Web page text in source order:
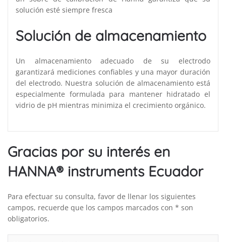
solución esté siempre fresca
Solución de almacenamiento
Un almacenamiento adecuado de su electrodo
garantizará mediciones confiables y una mayor duración
del electrodo. Nuestra solución de almacenamiento está
especialmente formulada para mantener hidratado el
vidrio de pH mientras minimiza el crecimiento orgánico.
Gracias por su interés en
HANNA® instruments Ecuador
Para efectuar su consulta, favor de llenar los siguientes
campos, recuerde que los campos marcados con * son
obligatorios.